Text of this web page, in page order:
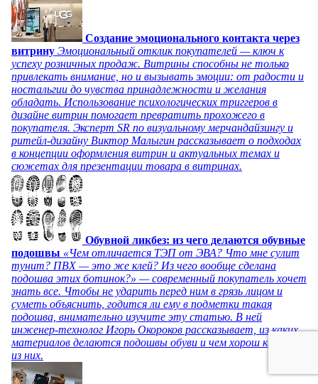
Создание эмоционального контакта через
витрину Эмоциональный отклик покупателей — ключ к
успеху розничных продаж. Витрины способны не только
привлекать внимание, но и вызывать эмоции: от радости и
ностальгии до чувства принадлежности и желания
обладать. Использование психологических триггеров в
дизайне витрин помогает превратить прохожего в
покупателя. Эксперт SR по визуальному мерчандайзингу и
ритейл-дизайну Виктор Малыгин рассказывает о подходах
в концепции оформления витрин и актуальных темах и
сюжетах для презентации товара в витринах.
Обувной ликбез: из чего делаются обувные
подошвы «Чем отличается ТЭП от ЭВА? Что мне сулит
тунит? ПВХ — это же клей? Из чего вообще сделана
подошва этих ботинок?» — современный покупатель хочет
знать все. Чтобы не ударить перед ним в грязь лицом и
суметь объяснить, годится ли ему в подметки такая
подошва, внимательно изучите эту статью. В ней
инженер-технолог Игорь Окороков рассказывает, из каких
материалов делаются подошвы обуви и чем хорош каждый
из них.